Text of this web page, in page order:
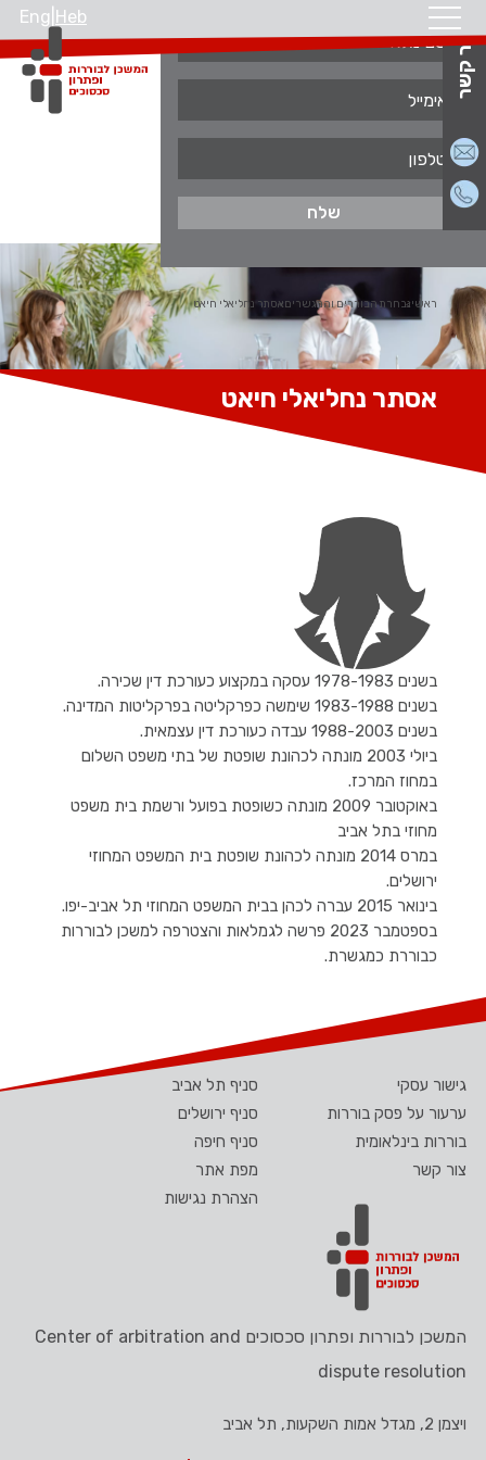
Heb
Eng
צור קשר
ראשינבחרת הבוררים והמגשריםאסתר נחליאלי חיאט
אסתר נחליאלי חיאט
בשנים 1978-1983 עסקה במקצוע כעורכת דין שכירה.
בשנים 1983-1988 שימשה כפרקליטה בפרקליטות המדינה.
בשנים 1988-2003 עבדה כעורכת דין עצמאית.
ביולי 2003 מונתה לכהונת שופטת של בתי משפט השלום
במחוז המרכז.
באוקטובר 2009 מונתה כשופטת בפועל ורשמת בית משפט
מחוזי בתל אביב
במרס 2014 מונתה לכהונת שופטת בית המשפט המחוזי
ירושלים.
בינואר 2015 עברה לכהן בבית המשפט המחוזי תל אביב-יפו.
בספטמבר 2023 פרשה לגמלאות והצטרפה למשכן לבוררות
כבוררת כמגשרת.
המשכן לבוררות ופתרון סכסוכים Center of arbitration and
dispute resolution
ויצמן 2, מגדל אמות השקעות, תל אביב
גישור עסקי
ערעור על פסק בוררות
בוררות בינלאומית
צור קשר
סניף תל אביב
סניף ירושלים
סניף חיפה
מפת אתר
הצהרת נגישות